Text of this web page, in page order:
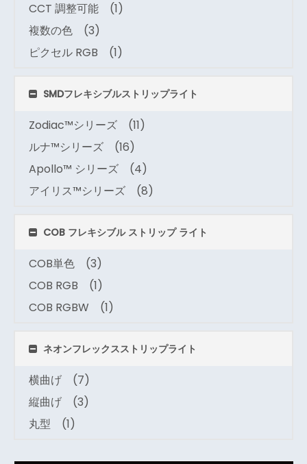
CCT 調整可能
(1)
複数の色
(3)
ピクセル RGB
(1)
SMDフレキシブルストリップライト
Zodiac™シリーズ
(11)
ルナ™シリーズ
(16)
Apollo™ シリーズ
(4)
アイリス™シリーズ
(8)
COB フレキシブル ストリップ ライト
COB単色
(3)
COB RGB
(1)
COB RGBW
(1)
ネオンフレックスストリップライト
横曲げ
(7)
縦曲げ
(3)
丸型
(1)